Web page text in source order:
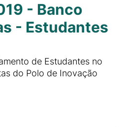
- Banco
- Estudantes
de Estudantes no
do Polo de Inovação